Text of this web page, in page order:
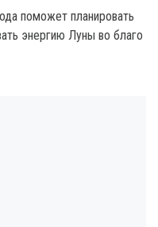
поможет планировать
энергию Луны во благо